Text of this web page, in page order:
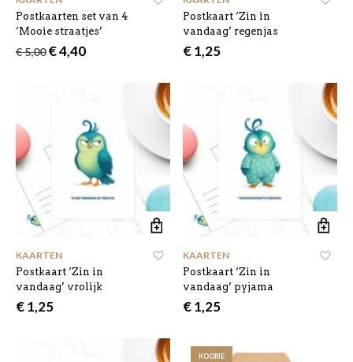
Postkaarten set van 4
‘Mooie straatjes’
€5,00 Oorspronkelijke
€4,40Huidige
Postkaart ‘Zin in
vandaag’ regenjas
€1,25
KAARTEN
Postkaart ‘Zin in
vandaag’ vrolijk
€1,25
KAARTEN
Postkaart ‘Zin in
vandaag’ pyjama
€1,25
KOOPJE